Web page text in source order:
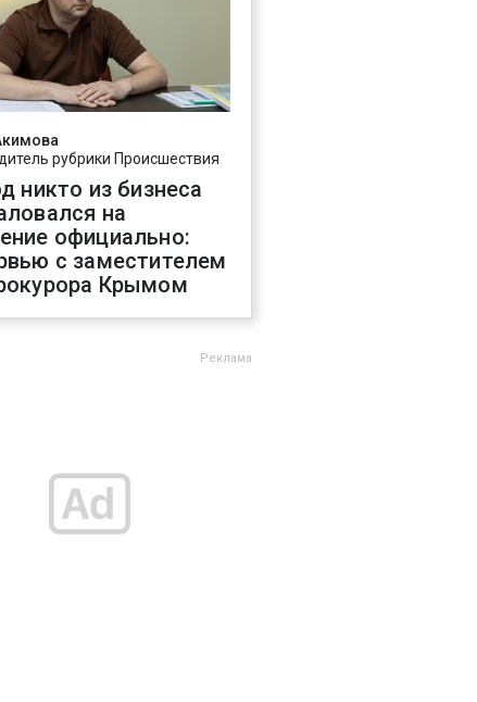
рубрики Происшествия
никто из бизнеса
на
официально:
с заместителем
Крымом